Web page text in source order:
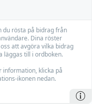
du rösta på bidrag från
Dina röster
att avgöra vilka bidrag
läggas till i ordboken.
information, klicka på
ikonen nedan.